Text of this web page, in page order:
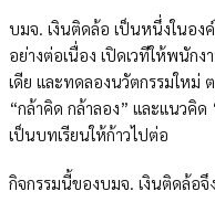
บมจ. เงินติดล้อ เป็นหนึ่งในอง
อย่างต่อเนื่อง เปิดเวทีให้พนัก
เดีย และทดลองนวัตกรรมใหม่
“กล้าคิด กล้าลอง” และแนวคิ
เป็นบทเรียนให้ก้าวไปต่อ
กิจกรรมนี้ของบมจ. เงินติดล้อ